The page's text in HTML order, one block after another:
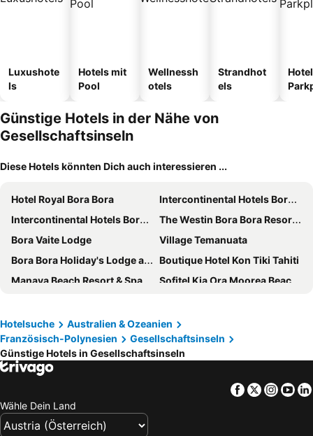
Luxushote
ls
Hotels mit
Pool
Wellnessh
otels
Strandhot
els
Günstige Hotels in der Nähe von
Gesellschaftsinseln
Diese Hotels könnten Dich auch interessieren ...
Hotel Royal Bora Bora
Intercontinental Hotels Bora Bora Le Moana Resort By Ihg
Intercontinental Hotels Bora Bora Resort Thalasso Spa By Ihg
The Westin Bora Bora Resort & Spa
Bora Vaite Lodge
Village Temanuata
Bora Bora Holiday's Lodge and Villa
Boutique Hotel Kon Tiki Tahiti
Manava Beach Resort & Spa Moorea
Sofitel Kia Ora Moorea Beach Resort
Hôtel Fenua Mata'i'oa
Villa Yrondi
Hotel Sarah Nui
Royal Tahitien
Maitai Lapita Village Huahine
Raiatea Lodge Hotel
Hotel Reva Tahiti
Hotel Kaveka
Polynesian Cabins by Kon Tiki
Hotelsuche
Australien & Ozeanien
Französisch-Polynesien
Gesellschaftsinseln
Günstige Hotels in Gesellschaftsinseln
Facebook
Twitter
Wähle Dein Land